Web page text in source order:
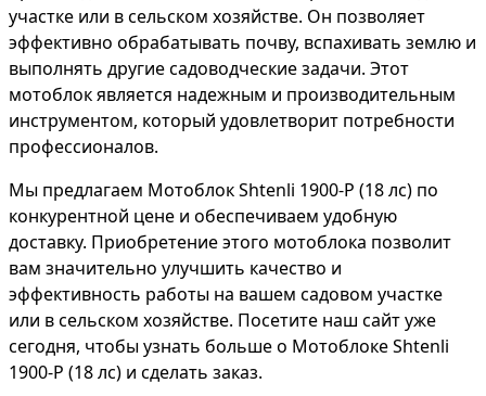
участке или в сельском хозяйстве. Он позволяет
эффективно обрабатывать почву, вспахивать землю и
выполнять другие садоводческие задачи. Этот
мотоблок является надежным и производительным
инструментом, который удовлетворит потребности
профессионалов.
Мы предлагаем Мотоблок Shtenli 1900-P (18 лс) по
конкурентной цене и обеспечиваем удобную
доставку. Приобретение этого мотоблока позволит
вам значительно улучшить качество и
эффективность работы на вашем садовом участке
или в сельском хозяйстве. Посетите наш сайт уже
сегодня, чтобы узнать больше о Мотоблоке Shtenli
1900-P (18 лс) и сделать заказ.